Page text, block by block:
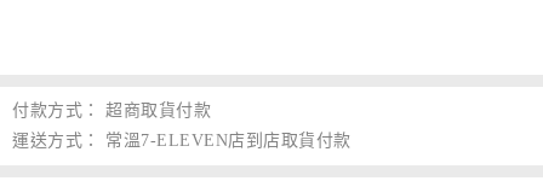
付款方式：
超商取貨付款
運送方式：
常溫7-ELEVEN店到店取貨付款